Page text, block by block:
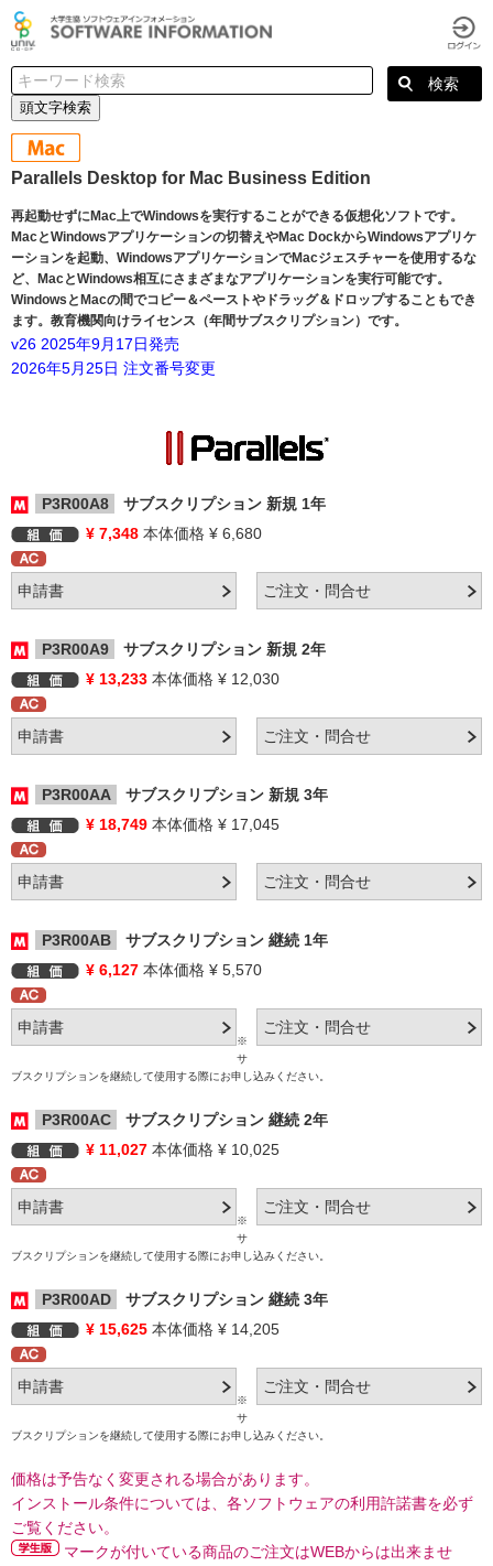
頭文字検索
Parallels Desktop for Mac Business Edition
再起動せずにMac上でWindowsを実行することができる仮想化ソフトです。
MacとWindowsアプリケーションの切替えやMac DockからWindowsアプリケ
ーションを起動、WindowsアプリケーションでMacジェスチャーを使用するな
ど、MacとWindows相互にさまざまなアプリケーションを実行可能です。
WindowsとMacの間でコピー＆ペーストやドラッグ＆ドロップすることもでき
ます。教育機関向けライセンス（年間サブスクリプション）です。
v26 2025年9月17日発売
2026年5月25日 注文番号変更
P3R00A8
サブスクリプション 新規 1年
¥ 7,348 本体価格 ¥ 6,680
P3R00A9
サブスクリプション 新規 2年
¥ 13,233 本体価格 ¥ 12,030
P3R00AA
サブスクリプション 新規 3年
¥ 18,749 本体価格 ¥ 17,045
P3R00AB
サブスクリプション 継続 1年
¥ 6,127 本体価格 ¥ 5,570
※
サ
ブスクリプションを継続して使用する際にお申し込みください。
P3R00AC
サブスクリプション 継続 2年
¥ 11,027 本体価格 ¥ 10,025
※
サ
ブスクリプションを継続して使用する際にお申し込みください。
P3R00AD
サブスクリプション 継続 3年
¥ 15,625 本体価格 ¥ 14,205
※
サ
ブスクリプションを継続して使用する際にお申し込みください。
価格は予告なく変更される場合があります。
インストール条件については、各ソフトウェアの利用許諾書を必ず
ご覧ください。
マークが付いている商品のご注文はWEBからは出来ませ